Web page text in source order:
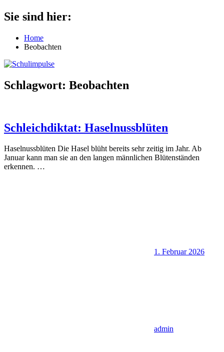
Zum
Inhalt
Schulimpulse
für
Grundschule
Sie sind hier:
Home
Beobachten
Schlagwort: Beobachten
Schleichdiktat: Haselnussblüten
Haselnussblüten Die Hasel blüht bereits sehr zeitig im Jahr. Ab
Januar kann man sie an den langen männlichen Blütenständen
erkennen. …
1. Februar 2026
admin